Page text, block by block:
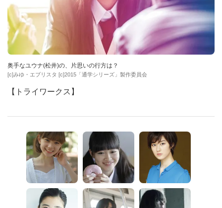
奥手なユウナ(松井)の、片思いの行方は？
[c]みゆ・エブリスタ [c]2015「通学シリーズ」製作委員会
【トライワークス】